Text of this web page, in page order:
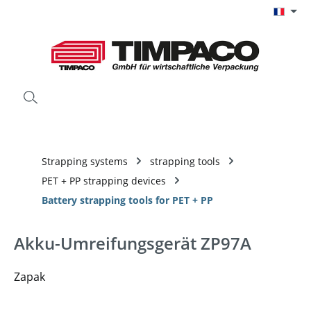
Strapping systems
strapping tools
PET + PP strapping devices
Battery strapping tools for PET + PP
Akku-Umreifungsgerät ZP97A
Zapak